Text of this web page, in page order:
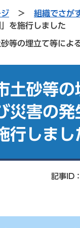
ジ > 組織でさが
を施行しました
砂等の埋立て等に
土砂等
災害の
行しまし
記事ID